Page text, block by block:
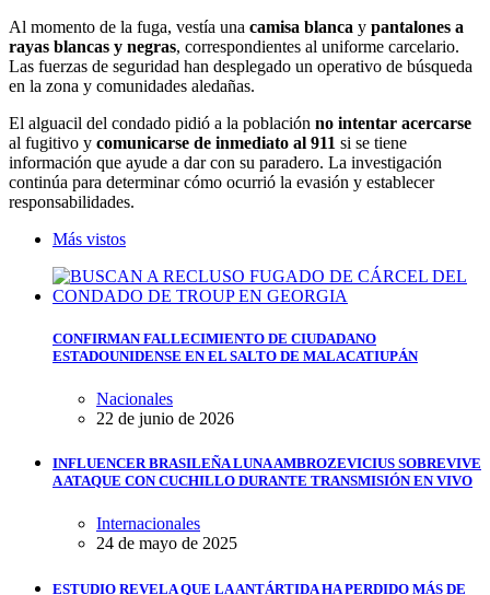
Al momento de la fuga, vestía una camisa blanca y pantalones a
rayas blancas y negras, correspondientes al uniforme carcelario.
Las fuerzas de seguridad han desplegado un operativo de búsqueda
en la zona y comunidades aledañas.
El alguacil del condado pidió a la población no intentar acercarse
al fugitivo y comunicarse de inmediato al 911 si se tiene
información que ayude a dar con su paradero. La investigación
continúa para determinar cómo ocurrió la evasión y establecer
responsabilidades.
Más vistos
CONFIRMAN FALLECIMIENTO DE CIUDADANO
ESTADOUNIDENSE EN EL SALTO DE MALACATIUPÁN
Nacionales
22 de junio de 2026
INFLUENCER BRASILEÑA LUNA AMBROZEVICIUS SOBREVIVE
A ATAQUE CON CUCHILLO DURANTE TRANSMISIÓN EN VIVO
Internacionales
24 de mayo de 2025
ESTUDIO REVELA QUE LA ANTÁRTIDA HA PERDIDO MÁS DE